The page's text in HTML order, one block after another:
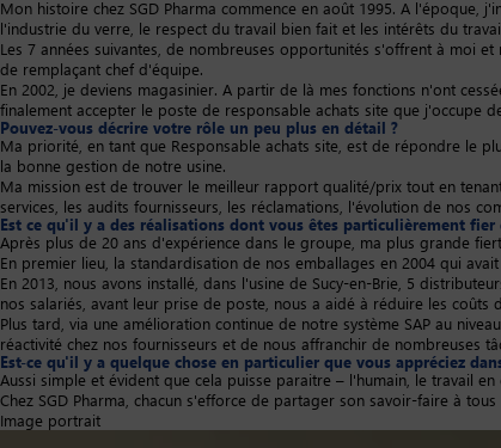
Mon histoire chez SGD Pharma commence en août 1995. A
l'industrie du verre, le respect du travail bien fait et les intérêts du
Les 7 années suivantes, de nombreuses opportunités s'offrent à moi
de remplaçant chef d'équipe.
En 2002, je deviens magasinier. A partir de là mes fonctions n'ont
finalement accepter le poste de responsable achats site que j'occupe
Pouvez-vous décrire votre rôle un peu plus en détail ?​
Ma priorité, en tant que Responsable achats site, est de répondre le
la bonne gestion de notre usine.
Ma mission est de trouver le meilleur rapport qualité/prix tout en
services, les audits fournisseurs, les réclamations, l'évolution de nos
Est ce qu'il y a des réalisations dont vous êtes particulièrement fier
Après plus de 20 ans d'expérience dans le groupe, ma plus grande
En premier lieu, la standardisation de nos emballages en 2004 qui
En 2013, nous avons installé, dans l'usine de Sucy-en-Brie, 5
nos salariés, avant leur prise de poste, nous a aidé à réduire les coûts
Plus tard, via une amélioration continue de notre système SAP au
réactivité chez nos fournisseurs et de nous affranchir de nombreuses
Est-ce qu'il y a quelque chose en particulier que vous appréciez
Aussi simple et évident que cela puisse paraitre – l'humain, le travail
Chez SGD Pharma, chacun s'efforce de partager son savoir-faire à
Image portrait